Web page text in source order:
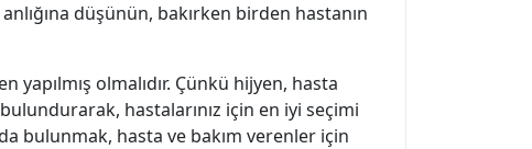
düşünün, bakırken birden hastanın
yapılmış olmalıdır. Çünkü hijyen, hasta
hastalarınız için en iyi seçimi
bulunmak, hasta ve bakım verenler için